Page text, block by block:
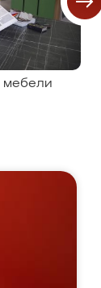
мебели